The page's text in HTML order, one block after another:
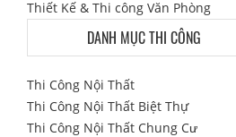
Thiết Kế & Thi công Văn Phòng
DANH MỤC THI CÔNG
Thi Công Nội Thất
Thi Công Nội Thất Biệt Thự
Thi Công Nội Thất Chung Cư